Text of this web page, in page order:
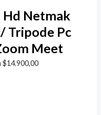
Hd Netmak
Tripode Pc
Meet
$14.900,00